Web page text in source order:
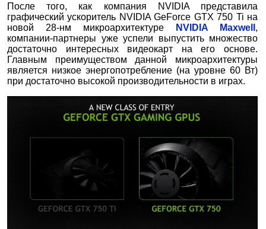
После того, как компания NVIDIA представила
графический ускоритель NVIDIA GeForce GTX 750 Ti на
новой 28-нм микроархитектуре
NVIDIA Maxwell ,
компании-партнеры уже успели выпустить множество
достаточно интересных видеокарт на его основе.
Главным преимуществом данной микроархитектуры
является низкое энергопотребление (на уровне 60 Вт)
при достаточно высокой производительности в играх.